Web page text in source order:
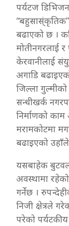
पर्यटज
बढाएको छ ।
मोतीनगरलाई
केरवानीलाई
अगाडि
जिल्ला गुल्मीको
सन्धीखर्क
निर्माणको
मरामकोटमा
बढाइएको
यसबाहेक
अवस्थामा
गर्नेछ ।
निजी क्षेत्रले
परेको